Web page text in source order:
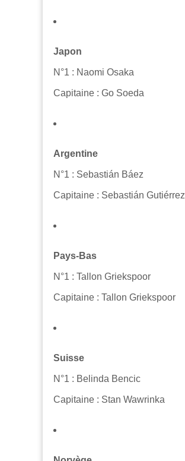
Japon
N°1 : Naomi Osaka
Capitaine : Go Soeda
Argentine
N°1 : Sebastián Báez
Capitaine : Sebastián Gutiérrez
Pays-Bas
N°1 : Tallon Griekspoor
Capitaine : Tallon Griekspoor
Suisse
N°1 : Belinda Bencic
Capitaine : Stan Wawrinka